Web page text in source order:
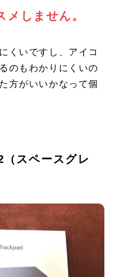
メしません。
くいですし、アイコ
のもわかりにくいの
方がいいかなって個
スペースグレ